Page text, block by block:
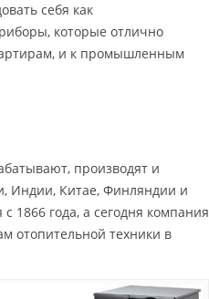
себя как
которые отлично
и к промышленным
производят и
Индии, Китае, Финляндии и
1866 года, а сегодня компания
отопительной техники в